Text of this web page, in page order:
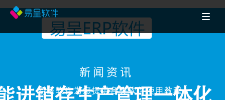
新闻资讯
易呈软件为您提供各类软件使用教程